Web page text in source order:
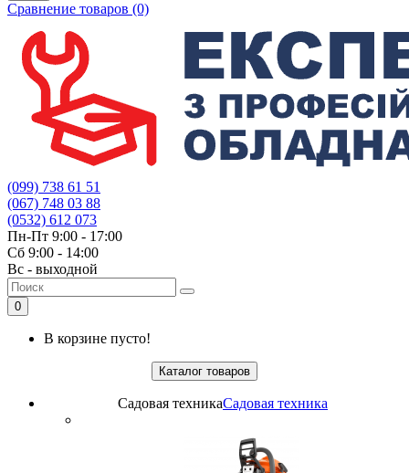
Сравнение товаров (0)
(099) 738 61 51
(067) 748 03 88
(0532) 612 073
Пн-Пт 9:00 - 17:00
Сб 9:00 - 14:00
Вс - выходной
0
В корзине пусто!
Каталог товаров
Садовая техникаСадовая техника